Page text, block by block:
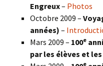
Engreux– Photos
Octobre 2009 –
années) –
Mars 2009 – 100e
par les élèves et
e